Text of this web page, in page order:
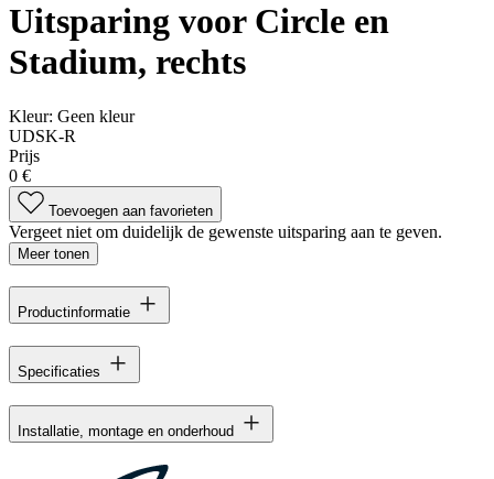
Uitsparing voor Circle en
Stadium, rechts
Kleur: Geen kleur
UDSK-R
Prijs
0 €
Toevoegen aan favorieten
Vergeet niet om duidelijk de gewenste uitsparing aan te geven.
Meer tonen
Productinformatie
Specificaties
Installatie, montage en onderhoud